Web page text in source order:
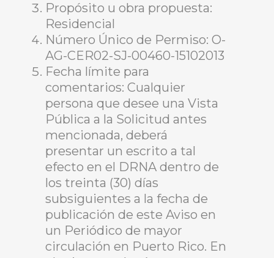
Propósito u obra propuesta:
Residencial
Número Único de Permiso: O-
AG-CER02-SJ-00460-15102013
Fecha límite para
comentarios: Cualquier
persona que desee una Vista
Pública a la Solicitud antes
mencionada, deberá
presentar un escrito a tal
efecto en el DRNA dentro de
los treinta (30) días
subsiguientes a la fecha de
publicación de este Aviso en
un Periódico de mayor
circulación en Puerto Rico. En